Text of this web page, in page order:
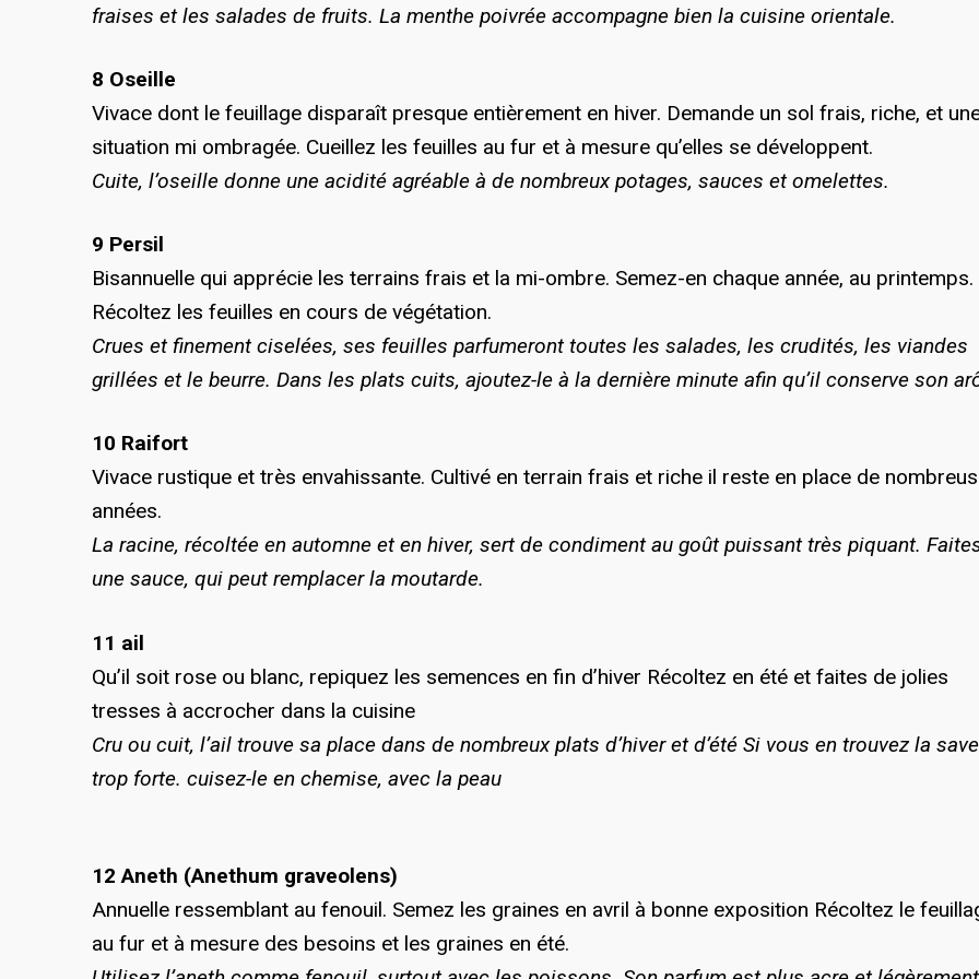
fraises et les salades de fruits. La menthe poivrée accompagne bien la cuisine orientale.
8 Oseille
Vivace dont le feuillage disparaît presque entièrement en hiver. Demande un sol frais, riche, et
situation mi ombragée. Cueillez les feuilles au fur et à mesure qu’elles se développent.
Cuite, l’oseille donne une acidité agréable à de nombreux potages, sauces et omelettes.
9 Persil
Bisannuelle qui apprécie les terrains frais et la mi-ombre. Semez-en chaque année, au printemps.
Récoltez les feuilles en cours de végétation.
Crues et finement ciselées, ses feuilles parfumeront toutes les salades, les crudités, les viandes
grillées et le beurre. Dans les plats cuits, ajoutez-le à la dernière minute afin qu’il conserve son
10 Raifort
Vivace rustique et très envahissante. Cultivé en terrain frais et riche il reste en place de
années.
La racine, récoltée en automne et en hiver, sert de condiment au goût puissant très piquant.
une sauce, qui peut remplacer la moutarde.
11 ail
Qu’il soit rose ou blanc, repiquez les semences en fin d’hiver Récoltez en été et faites de jolies
tresses à accrocher dans la cuisine
Cru ou cuit, l’ail trouve sa place dans de nombreux plats d’hiver et d’été Si vous en trouvez la
trop forte. cuisez-le en chemise, avec la peau
12 Aneth (Anethum graveolens)
Annuelle ressemblant au fenouil. Semez les graines en avril à bonne exposition Récoltez le
au fur et à mesure des besoins et les graines en été.